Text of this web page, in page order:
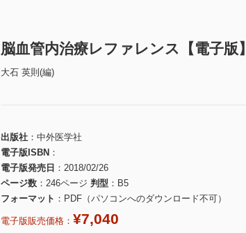
脳血管内治療レファレンス【電子版】
大石 英則(編)
出版社
中外医学社
電子版ISBN
電子版発売日
2018/02/26
ページ数
246ページ 判型
B5
フォーマット
PDF（パソコンへのダウンロード不可）
電子版販売価格： ¥7,040